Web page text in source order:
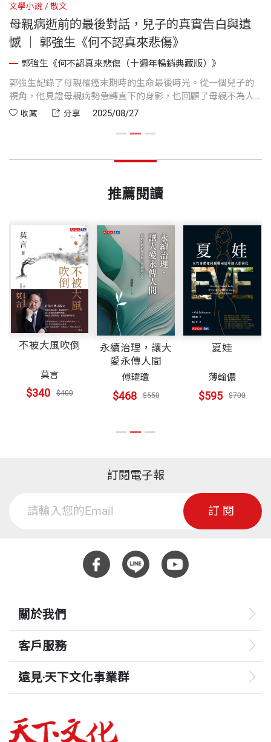
文學小說 散文
母親病逝前的最後對話，兒子的真實告白與遺
憾 ｜ 郭強生《何不認真來悲傷》
郭強生《何不認真來悲傷（十週年暢銷典藏版）》
郭強生記錄了母親罹癌末期時的生命最後時光。從一個兒子的
視角，他見證母親病勢急轉直下的身影，也回顧了母親不為人
知的童年傷痕。當死亡的腳步逼近，母子之間短短的對話卻深
收藏 分享 2025/08/27
推薦閱讀
不被大風吹倒
莫言
$340 $400
永續治理，讓大
愛永傳人間
傅瑋瓊
$468 $550
夏娃
薄翰儂
$595 $700
訂閱電子報
訂閱
關於我們
客戶服務
遠見‧天下文化事業群
哈佛商業評論